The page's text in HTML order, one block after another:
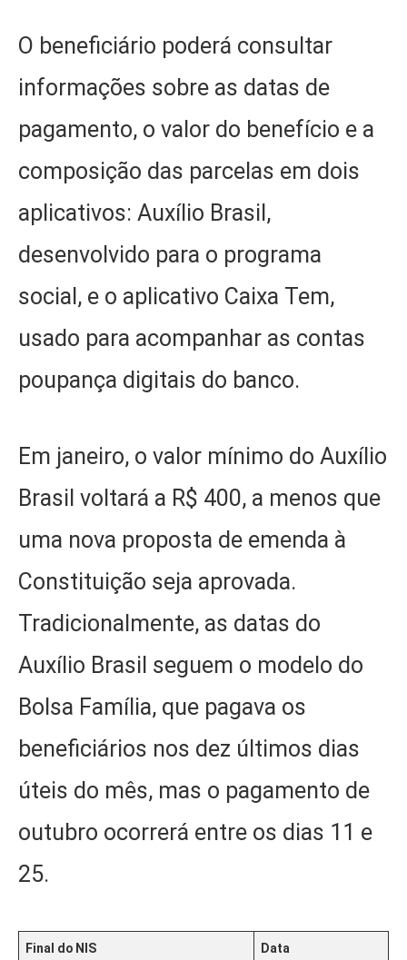
O beneficiário poderá consultar
informações sobre as datas de
pagamento, o valor do benefício e a
composição das parcelas em dois
aplicativos: Auxílio Brasil,
desenvolvido para o programa
social, e o aplicativo Caixa Tem,
usado para acompanhar as contas
poupança digitais do banco.
Em janeiro, o valor mínimo do Auxílio
Brasil voltará a R$ 400, a menos que
uma nova proposta de emenda à
Constituição seja aprovada.
Tradicionalmente, as datas do
Auxílio Brasil seguem o modelo do
Bolsa Família, que pagava os
beneficiários nos dez últimos dias
úteis do mês, mas o pagamento de
outubro ocorrerá entre os dias 11 e
25.
Final do NIS Data